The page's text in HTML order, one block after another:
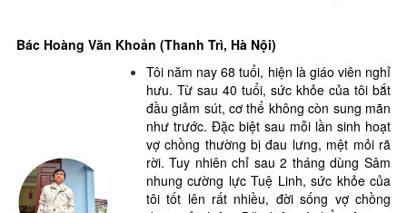
Bác Hoàng Văn Khoản (Thanh Trì, Hà Nội)
Tôi năm nay 68 tuổi, hiện là giáo viên nghỉ
hưu. Từ sau 40 tuổi, sức khỏe của tôi bắt
đầu giảm sút, cơ thể không còn sung mãn
như trước. Đặc biệt sau mỗi lần sinh hoạt
vợ chồng thường bị đau lưng, mệt mỏi rã
rời. Tuy nhiên chỉ sau 2 tháng dùng Sâm
nhung cường lực Tuệ Linh, sức khỏe của
tôi tốt lên rất nhiều, đời sống vợ chồng